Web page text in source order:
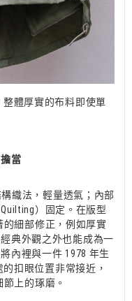
體厚實的布料即使單
當
織法，輕量透氣；內部
）固定。在版型
的細部修正，例如厚實
典外觀之外也能成為一
內裡與一件 1978 年生
扣眼位置非常接近，
上的琢磨。